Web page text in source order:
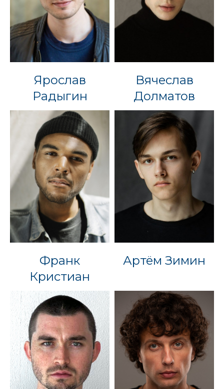
Ярослав
Радыгин
Вячеслав
Долматов
Франк
Кристиан
Артём Зимин